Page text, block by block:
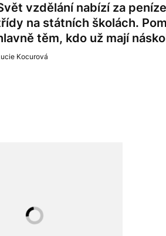
vzdělání nabízí za
na státních školách.
těm, kdo už mají
Kocurová